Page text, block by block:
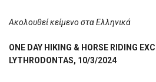
Ακολουθεί κείμενο στα Ελληνικά
ΟΝΕ DAY HIKING & HORSE RIDING
LYTHRODONTAS, 10/3/2024